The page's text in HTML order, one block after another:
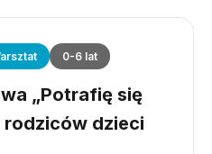
0-6 lat
„Potrafię się
rodziców dzieci